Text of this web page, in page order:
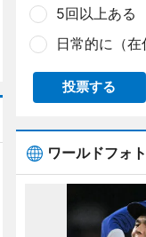
5回以上ある
日常的に（在
投票する
ワールドフォ